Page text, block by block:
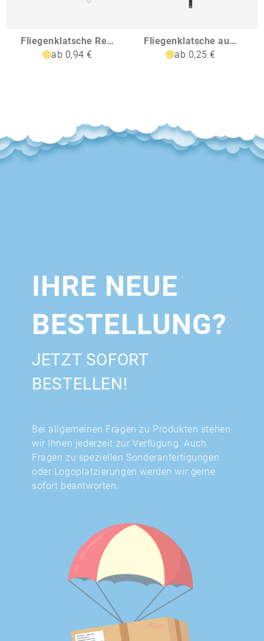
Fliegenklatsche Rechteck
ab 0,94 €
Fliegenklatsche aus Kunststoff MABEL
ab 0,25 €
IHRE NEUE
BESTELLUNG?
JETZT SOFORT
BESTELLEN!
Bei allgemeinen Fragen zu Produkten stehen
wir Ihnen jederzeit zur Verfügung. Auch
Fragen zu speziellen Sonderanfertigungen
oder Logoplatzierungen werden wir gerne
sofort beantworten.